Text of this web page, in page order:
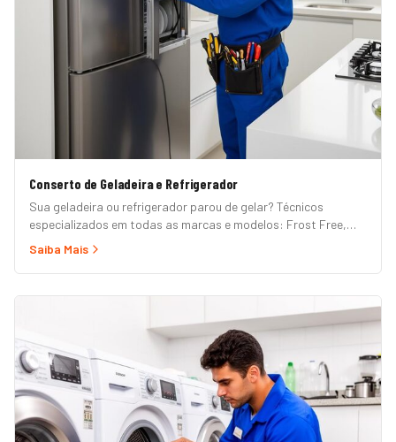
Conserto de Geladeira e Refrigerador
Sua geladeira ou refrigerador parou de gelar? Técnicos
especializados em todas as marcas e modelos: Frost Free,
Duplex, Side by Side, French Door, Inverter e convencional.
Saiba Mais